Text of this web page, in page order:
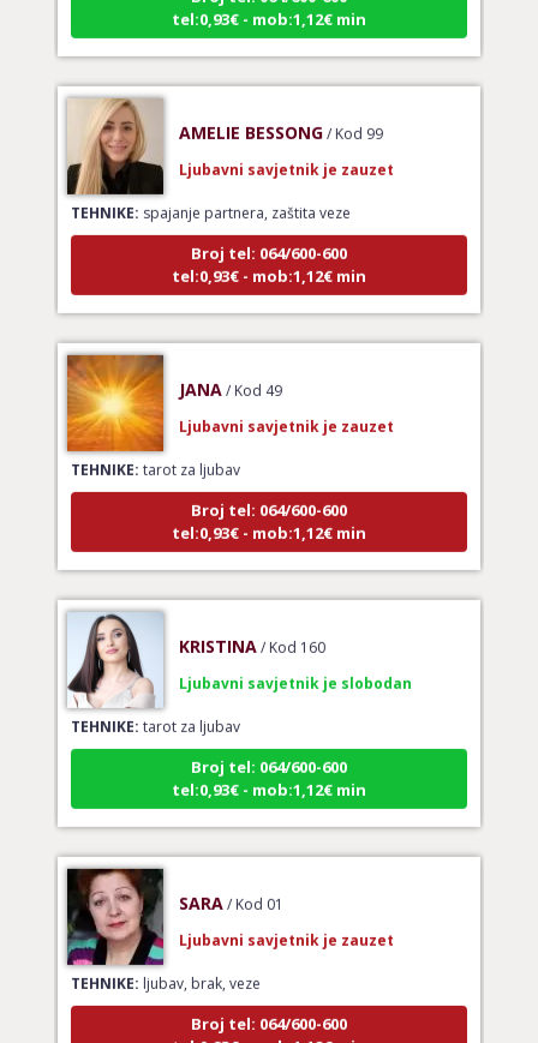
TEHNIKE:spajanje partnera, zaštita veze
Broj tel: 064/600-600
tel:0,93€ - mob:1,12€ min
TEHNIKE:tarot za ljubav
Broj tel: 064/600-600
tel:0,93€ - mob:1,12€ min
TEHNIKE:tarot za ljubav
Broj tel: 064/600-600
tel:0,93€ - mob:1,12€ min
TEHNIKE:ljubav, brak, veze
Broj tel: 064/600-600
tel:0,93€ - mob:1,12€ min